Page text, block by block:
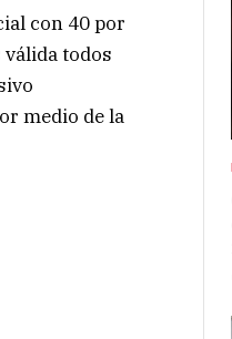
con 40 por
todos
medio de la